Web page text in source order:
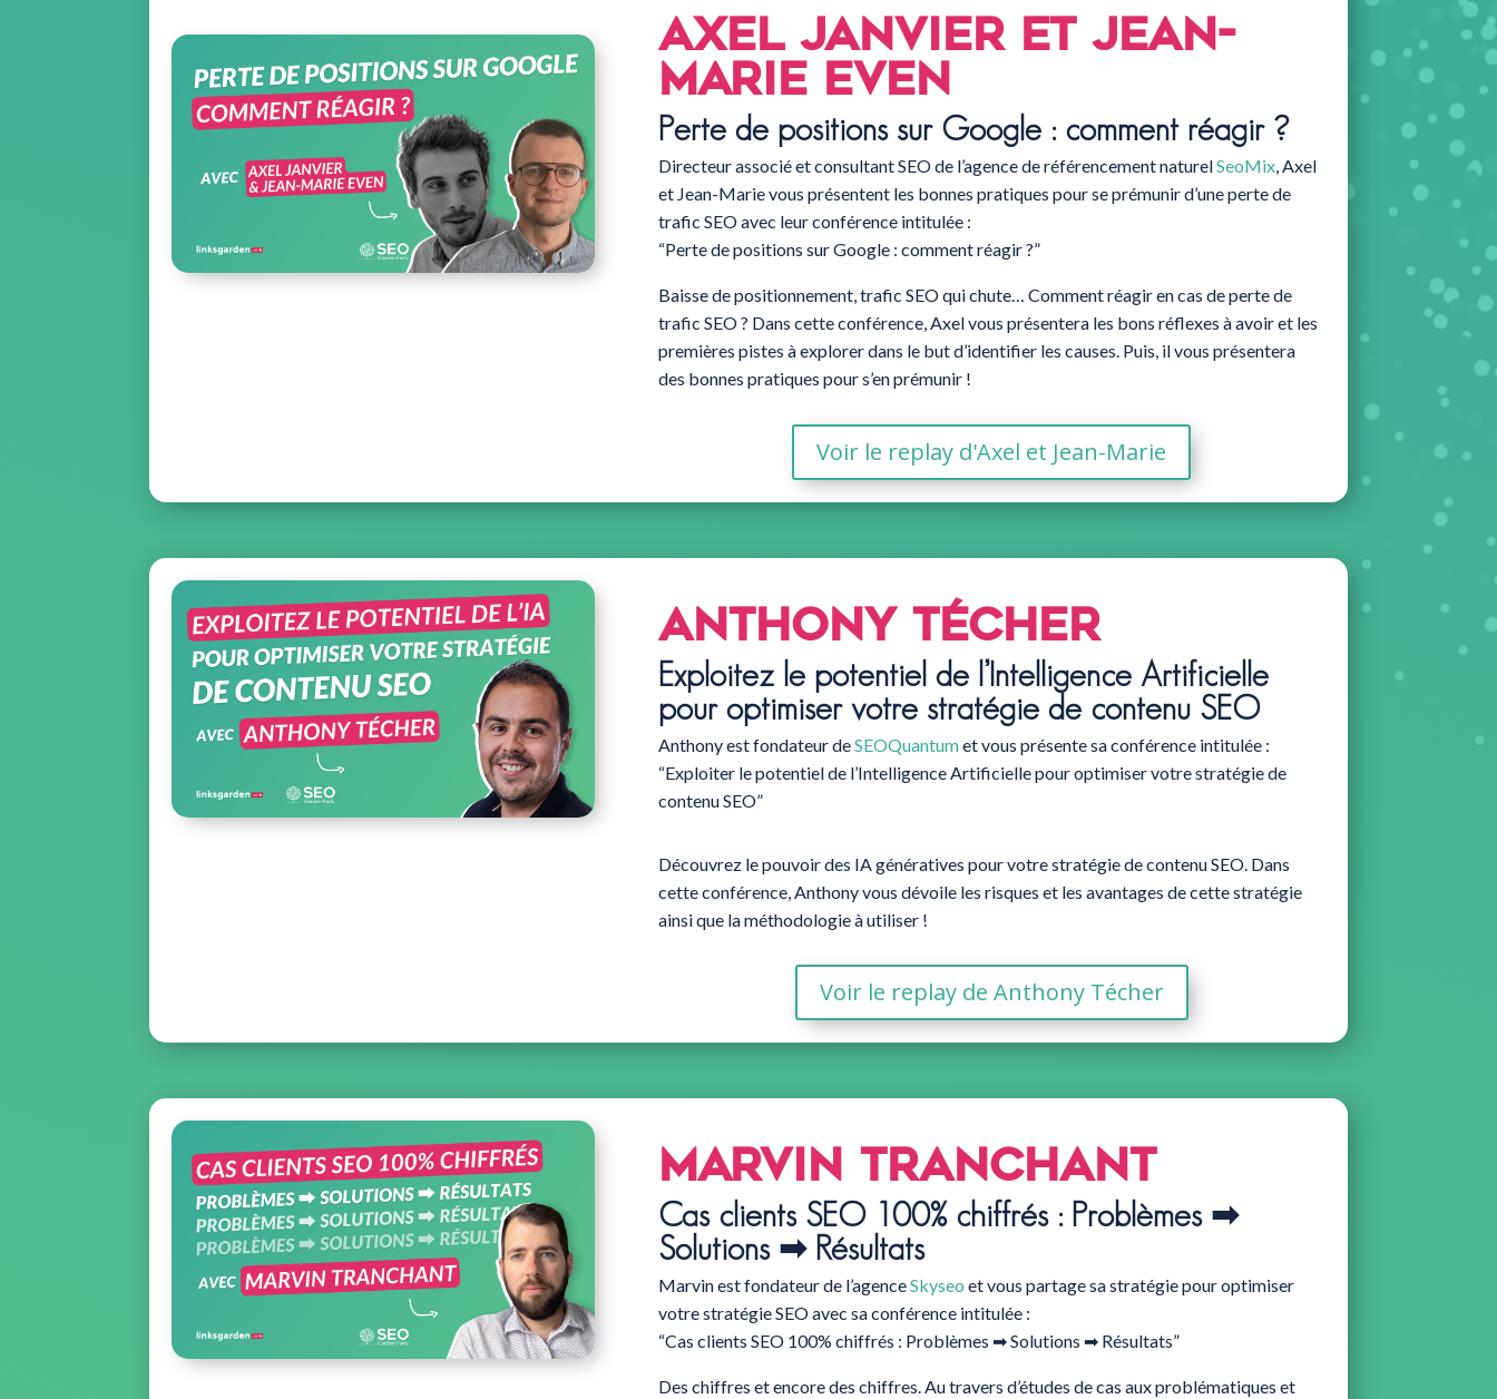
axel janvier et jean-
marie EVEN
Perte de positions sur Google : comment réagir ?
Directeur associé et consultant SEO de l’agence de référencement naturelSeoMix, Axel
et Jean-Marie vous présentent les bonnes pratiques pour se prémunir d’une perte de
trafic SEO avec leur conférence intitulée :
“Perte de positions sur Google : comment réagir ?”
Baisse de positionnement, trafic SEO qui chute… Comment réagir en cas de perte de
trafic SEO ? Dans cette conférence, Axel vous présentera les bons réflexes à avoir et les
premières pistes à explorer dans le but d’identifier les causes. Puis, il vous présentera
des bonnes pratiques pour s’en prémunir !
Voir le replay d'Axel et Jean-Marie
Anthony Técher
Exploitez le potentiel de l’Intelligence Artificielle
pour optimiser votre stratégie de contenu SEO
Anthony est fondateur deSEOQuantumet vous présente sa conférence intitulée :
“Exploiter le potentiel de l’Intelligence Artificielle pour optimiser votre stratégie de
contenu SEO”
Découvrez le pouvoir des IA génératives pour votre stratégie de contenu SEO. Dans
cette conférence, Anthony vous dévoile les risques et les avantages de cette stratégie
ainsi que la méthodologie à utiliser !
Voir le replay de Anthony Técher
Marvin Tranchant
Cas clients SEO 100% chiffrés : Problèmes ➡
Solutions ➡ Résultats
Marvin est fondateur de l’agenceSkyseo et vous partage sa stratégie pour optimiser
votre stratégie SEO avec sa conférence intitulée :
“Cas clients SEO 100% chiffrés : Problèmes ➡ Solutions ➡ Résultats”
Des chiffres et encore des chiffres. Au travers d’études de cas aux problématiques et